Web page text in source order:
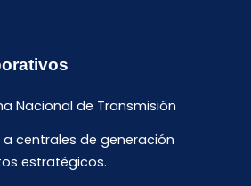
Nacional de Transmisión
centrales de generación
estratégicos.